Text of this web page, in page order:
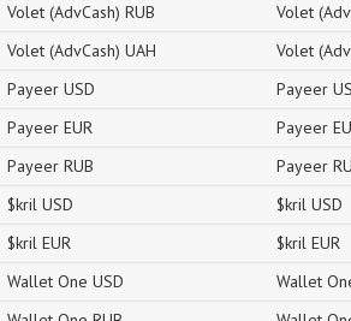
Volet (AdvCash) RUB
Volet (AdvCash) UAH
Payeer USD
Payeer EUR
Payeer RUB
$kril USD
$kril EUR
Wallet One USD
Volet
Volet
Payeer
Payeer
Payeer
$kril USD
$kril EUR
Wallet